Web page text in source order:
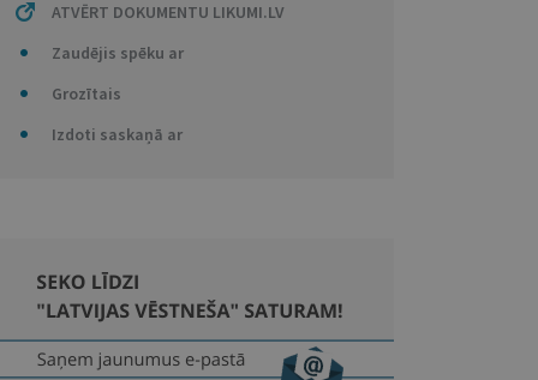
ATVĒRT DOKUMENTU LIKUMI.LV
Zaudējis spēku ar
Grozītais
Izdoti saskaņā ar